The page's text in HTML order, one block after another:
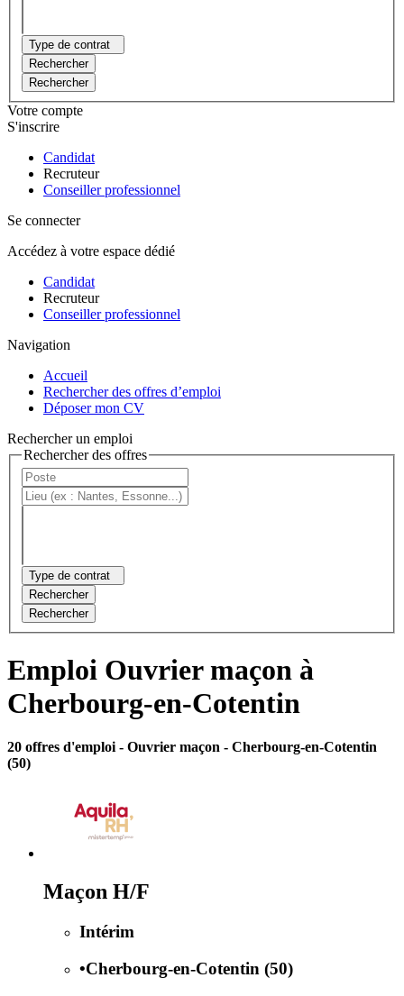
Type de contrat
Rechercher
Rechercher
Votre compte
S'inscrire
Candidat
Recruteur
Conseiller professionnel
Se connecter
Accédez à votre espace dédié
Candidat
Recruteur
Conseiller professionnel
Navigation
Accueil
Rechercher des offres d’emploi
Déposer mon CV
Rechercher un emploi
Rechercher des offres
Type de contrat
Rechercher
Rechercher
Emploi Ouvrier maçon à
Cherbourg-en-Cotentin
20 offres d'emploi - Ouvrier maçon - Cherbourg-en-Cotentin
(50)
Maçon H/F
Intérim
•Cherbourg-en-Cotentin (50)